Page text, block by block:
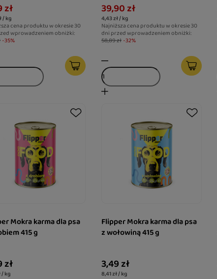
zł
/ kg
cena produktu w okresie 30
wprowadzeniem obniżki:
-35%
39,90 zł
4,43 zł / kg
Najniższa cena produktu w okresie 30
dni przed wprowadzeniem obniżki:
58,89 zł -32%
Mokra karma dla psa
415 g
zł
/ kg
Flipper Mokra karma dla psa
z wołowiną 415 g
3,49 zł
8,41 zł / kg